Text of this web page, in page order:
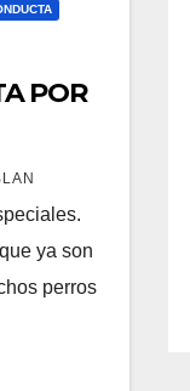
POR
ya son
perros